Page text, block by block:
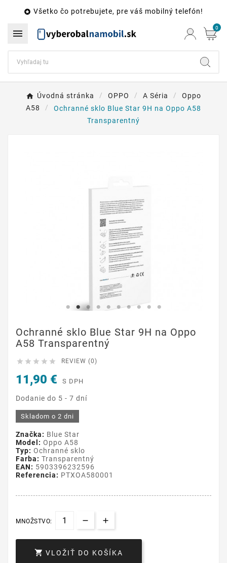
 Všetko čo potrebujete, pre váš mobilný telefón!
 0
Úvodná stránka OPPO A Séria
Oppo
A58
Ochranné sklo Blue Star 9H na Oppo A58
Transparentný
Ochranné sklo Blue Star 9H na Oppo
A58 Transparentný
     REVIEW (0)
11,90 € S DPH
Dodanie do 5 - 7 dní
Skladom o 2 dni
Značka: Blue Star
Model: Oppo A58
Typ: Ochranné sklo
Farba: Transparentný
EAN: 5903396232596
Referencia: PTXOA580001
MNOŽSTVO:
 VLOŽIŤ DO KOŠÍKA